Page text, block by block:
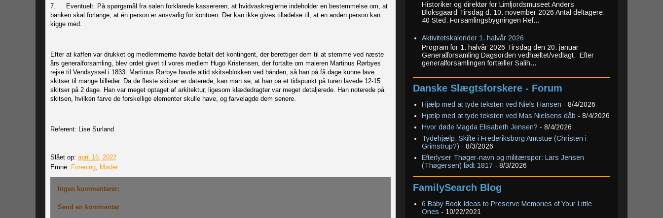
7.
Eventuelt: På spørgsmål fra salen forklarede kassereren, at hvidvaskreglerne indeholder en bestemmelse om, at
banken skal forlange, at én person er ansvarlig for kontoen. Der kan ikke gives tilladelse til, at en anden person kan
kigge med.
Efter at kaffen var drukket og medlemmerne havde betalt det kontingent, der berettiger dem til at stemme ved næste
års generalforsamling, blev ordet givet til vores medlem Hugo Kristensen, der fortalte om maleren Martinus Rørbyes
rejse til Vendsyssel i 1833. Martinus Rørbye havde altid skitseblokken ved hånden, så han på få dage kunne lave
skitser til mange billeder. Da de fleste skitser er daterede, kan man se, at han på et tidspunkt på turen lavede 12-15
skitser på 2 dage. Han var meget optaget af arkitektur, ligesom klædedragter var meget detaljerede. Han noterede på
skitsen, hvilken farve de forskellige elementer skulle have, og farvelagde dem senere.
Referent: Lise Surland
Slået op: april 16, 2022
Emne: Forening Møder
Ingen kommentarer:
Send en kommentar
Historiker og direktør for Limfjordsmuseet Anders
Bloksgaard Tirsdag d. 10. november 2026 Antal deltagere:
40 Sted: Forsamlingsbygningen Ref...
Aktivitetskalender 1. halvår 2026
Program for 1. halvår 2026 Tirsdag den 20. januar
Generalforsamling Dagsorden vedhæftet/vedlagt. Efter
generalforsamlingen fortæller Salih...
Danske Slægtsforskere - Forum
Hjælp med at tyde teksten ved Niels Hansen - 8/4/2026
Hjælp med at tyde teksten ved Mas Nielsens dåb - 8/4/2026
Hvor døde Magda Elisabeth Jensen? - 8/4/2026
Tydehjælp: Skifte i Frederiksborg Amtstue (Christen i
Grimstrup?) - 8/3/2026
Efterlyser Thøger-navn og militærspor: Lars Jensen
(Thøgersen) født 1817 - 8/3/2026
FamilySearch Blog
6 Baby Book Ideas to Preserve Memories of Your Little
Ones - 10/22/2021